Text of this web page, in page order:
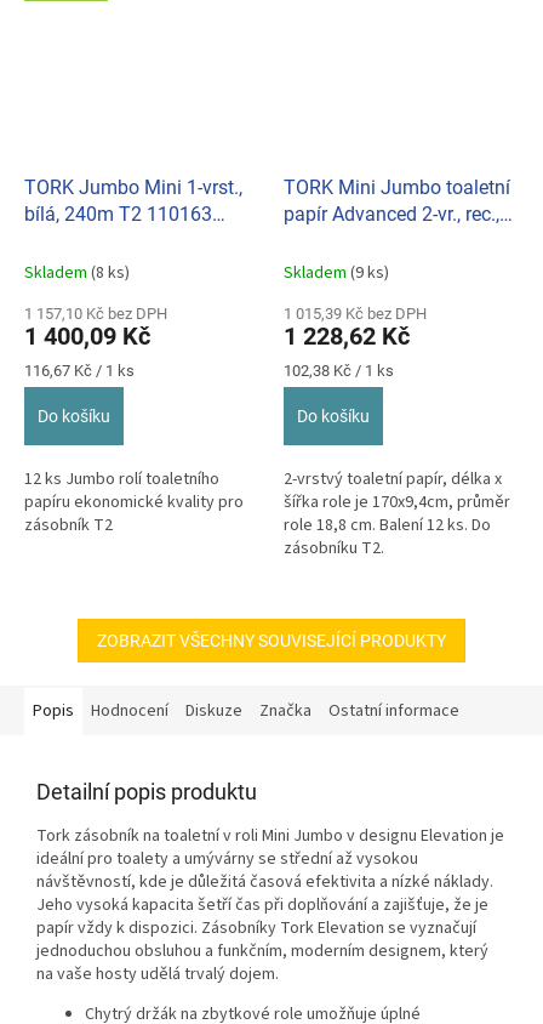
TORK Jumbo Mini 1-vrst.,
bílá, 240m T2 110163
Skladem (8 ks)
1 157,10 Kč bez DPH
1 400,09 Kč
Měrná
cena:
116,67 Kč / 1 ks
Do košíku
12 ks Jumbo rolí toaletního
papíru ekonomické kvality pro
zásobník T2
TORK Mini Jumbo toaletní
papír Advanced 2-vr., rec.,
120280
Skladem (9 ks)
1 015,39 Kč bez DPH
1 228,62 Kč
Měrná
cena:
102,38 Kč / 1 ks
Do košíku
2-vrstvý toaletní papír, délka x
šířka role je 170x9,4cm, průměr
role 18,8 cm. Balení 12 ks. Do
zásobníku T2.
ZOBRAZIT VŠECHNY SOUVISEJÍCÍ PRODUKTY
Popis Hodnocení Diskuze Značka Ostatní informace
Detailní popis produktu
Tork zásobník na toaletní v roli Mini Jumbo v designu Elevation je
ideální pro toalety a umývárny se střední až vysokou
návštěvností, kde je důležitá časová efektivita a nízké náklady.
Jeho vysoká kapacita šetří čas při doplňování a zajišťuje, že je
papír vždy k dispozici. Zásobníky Tork Elevation se vyznačují
jednoduchou obsluhou a funkčním, moderním designem, který
na vaše hosty udělá trvalý dojem.
Chytrý držák na zbytkové role umožňuje úplné